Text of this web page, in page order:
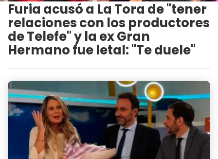
Furia acusó a La Tora de "tener
relaciones con los productores
de Telefe" y la ex Gran
Hermano fue letal: "Te duele"